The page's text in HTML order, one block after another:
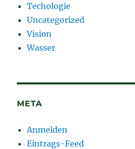
Techologie
Uncategorized
Vision
Wasser
META
Anmelden
Eintrags-Feed